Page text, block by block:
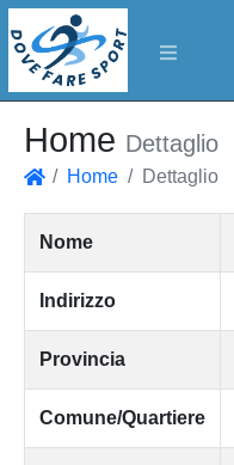
Home Dettaglio
Home Dettaglio
Nome
Indirizzo
Provincia
Comune/Quartiere